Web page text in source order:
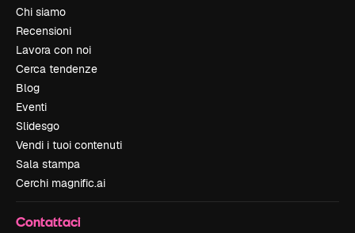
Chi siamo
Recensioni
Lavora con noi
Cerca tendenze
Blog
Eventi
Slidesgo
Vendi i tuoi contenuti
Sala stampa
Cerchi magnific.ai
Contattaci